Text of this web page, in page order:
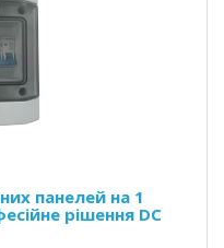
панелей на 1
рішення DC